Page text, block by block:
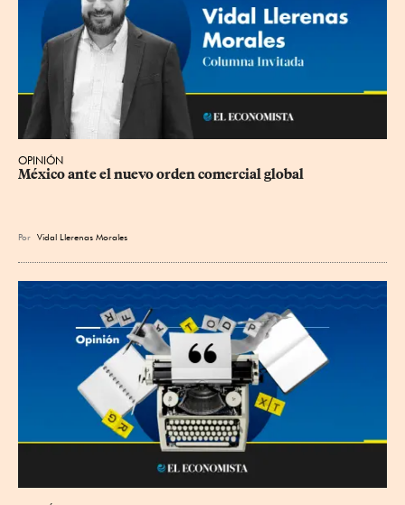
OPINIÓN
México ante el nuevo orden comercial global
Por Vidal Llerenas Morales